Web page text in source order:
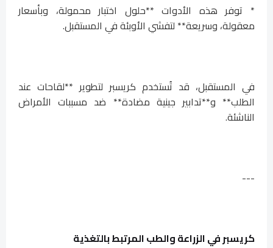
* توفر هذه الأدوات **حلول اختبار محمولة، وبأسعار
معقولة، وسريعة** لتفشي الأوبئة في المستقبل.
في المستقبل، قد تُستخدم كريسبر لتطوير **لقاحات عند
الطلب** و**تدابير جينية مضادة** ضد مسببات الأمراض
الناشئة.
---
كريسبر في الزراعة والطب المرتبط بالتغذية